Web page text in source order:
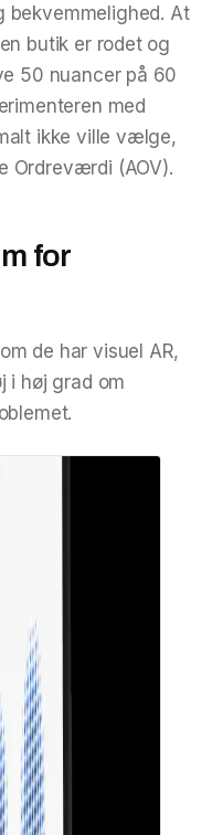
bekvemmelighed. At
butik er rodet og
50 nuancer på 60
med
ikke ville vælge,
Ordreværdi (AOV).
for
de har visuel AR,
i høj grad om